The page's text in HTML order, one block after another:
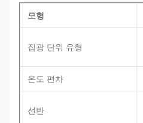
모형
집광 단위 유형
온도 편차
선반